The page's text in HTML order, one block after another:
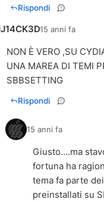
Rispondi
J14CK3D15 anni fa
NON È VERO ,SU
UNA MAREA DI TEMI
SBBSETTING
Rispondi
15 anni fa
Giusto....ma
fortuna ha
tema fa parte
preinstallati su